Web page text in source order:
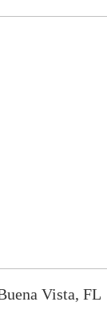
Vista, FL